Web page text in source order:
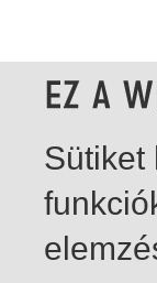
Sütiket